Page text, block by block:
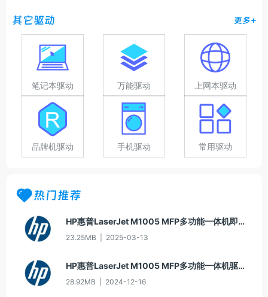
其它驱动 更多+
笔记本驱动 万能驱动 上网本驱动
品牌机驱动 手机驱动 常用驱动
热门推荐
HP惠普LaserJet M1005 MFP多功能一体机即插即用驱动20070326版For Win7
23.25MB 2025-03-13
HP惠普LaserJet M1005 MFP多功能一体机驱动20060913版For Win2000/XP
28.92MB 2024-12-16